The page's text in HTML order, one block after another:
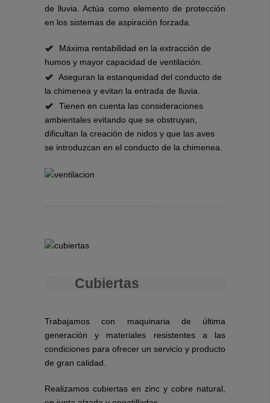
de lluvia. Actúa como elemento de protección
en los sistemas de aspiración forzada.
Máxima rentabilidad en la extracción de
humos y mayor capacidad de ventilación.
Aseguran la estanqueidad del conducto de
la chimenea y evitan la entrada de lluvia.
Tienen en cuenta las consideraciones
ambientales evitando que se obstruyan,
dificultan la creación de nidos y que las aves
se introduzcan en el conducto de la chimenea.
Cubiertas
Trabajamos con maquinaria de última
generación y materiales resistentes a las
condiciones para ofrecer un servicio y producto
de gran calidad.
Realizamos cubiertas en zinc y cobre natural,